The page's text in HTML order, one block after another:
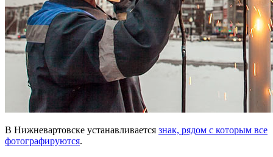
В Нижневартовске устанавливается знак, рядом с которым все
фотографируются.